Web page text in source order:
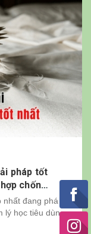
pháp tốt
chốn
nhất đang phá
lý học tiêu dùng